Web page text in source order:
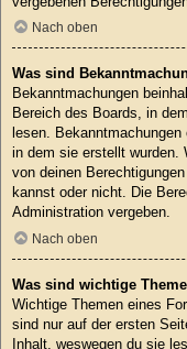
Nach oben
Was sind
Bekanntmachungen
Bereich des Boards, in
lesen.
in dem sie erstellt wurden.
von deinen
kannst oder nicht. Die
Administration vergeben.
Nach oben
Was sind wichtige
Wichtige Themen eines
sind nur auf der ersten
Inhalt, weswegen du sie